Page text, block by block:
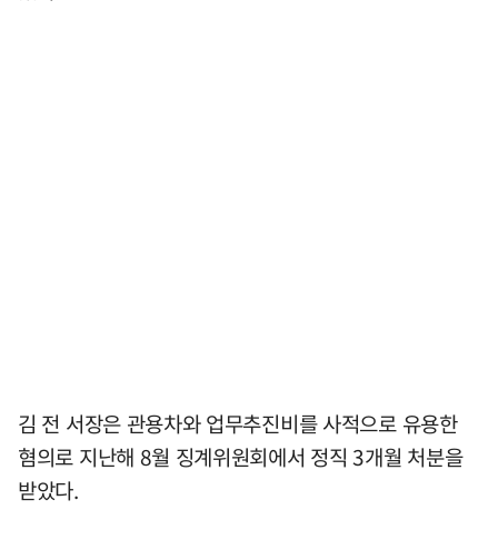
김 전 서장은 관용차와 업무추진비를 사적으로 유용한
혐의로 지난해 8월 징계위원회에서 정직 3개월 처분을
받았다.